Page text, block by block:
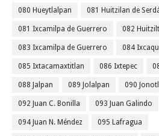
080 Hueytlalpan 081 Huitzilan de
081 Ixcamilpa de Guerrero 082
083 Ixcamilpa de Guerrero 084
085 Ixtacamaxtitlan 086 Ixtepec
088 Jalpan 089 Jolalpan 090
092 Juan C. Bonilla 093 Juan Galindo
094 Juan N. Méndez 095 Lafragua